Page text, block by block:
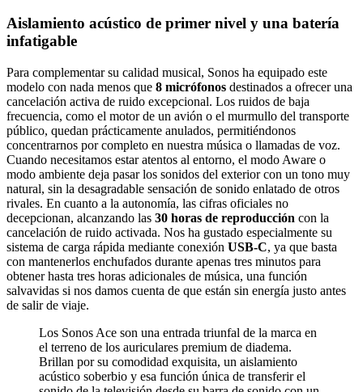
Aislamiento acústico de primer nivel y una batería
infatigable
Para complementar su calidad musical, Sonos ha equipado este
modelo con nada menos que 8 micrófonos destinados a ofrecer una
cancelación activa de ruido excepcional. Los ruidos de baja
frecuencia, como el motor de un avión o el murmullo del transporte
público, quedan prácticamente anulados, permitiéndonos
concentrarnos por completo en nuestra música o llamadas de voz.
Cuando necesitamos estar atentos al entorno, el modo Aware o
modo ambiente deja pasar los sonidos del exterior con un tono muy
natural, sin la desagradable sensación de sonido enlatado de otros
rivales. En cuanto a la autonomía, las cifras oficiales no
decepcionan, alcanzando las 30 horas de reproducción con la
cancelación de ruido activada. Nos ha gustado especialmente su
sistema de carga rápida mediante conexión USB-C, ya que basta
con mantenerlos enchufados durante apenas tres minutos para
obtener hasta tres horas adicionales de música, una función
salvavidas si nos damos cuenta de que están sin energía justo antes
de salir de viaje.
Los Sonos Ace son una entrada triunfal de la marca en
el terreno de los auriculares premium de diadema.
Brillan por su comodidad exquisita, un aislamiento
acústico soberbio y esa función única de transferir el